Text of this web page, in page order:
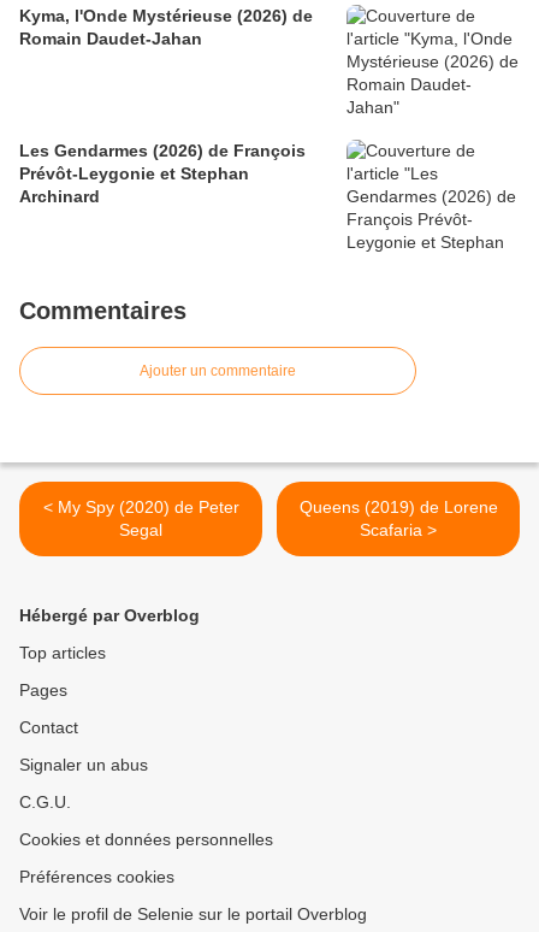
Kyma, l'Onde Mystérieuse (2026) de
Romain Daudet-Jahan
Les Gendarmes (2026) de François
Prévôt-Leygonie et Stephan
Archinard
Commentaires
Ajouter un commentaire
< My Spy (2020) de Peter
Segal
Queens (2019) de Lorene
Scafaria >
Hébergé par Overblog
Top articles
Pages
Contact
Signaler un abus
C.G.U.
Cookies et données personnelles
Préférences cookies
Voir le profil de Selenie sur le portail Overblog